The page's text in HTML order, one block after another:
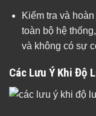
Kiểm tra và
toàn bộ hệ
và không có sự
Các Lưu Ý Khi Độ